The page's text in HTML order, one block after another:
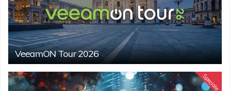
VeeamON Tour 2026
Speciale